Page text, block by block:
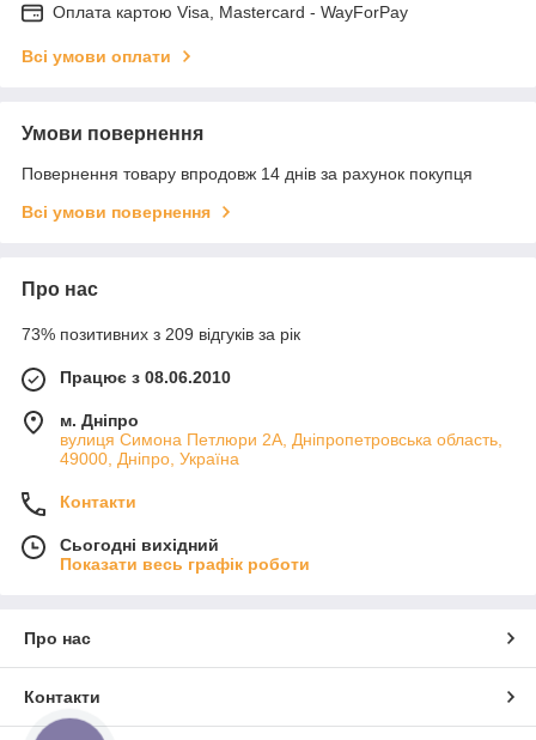
Оплата картою Visa, Mastercard - WayForPay
Всі умови оплати
Умови повернення
Повернення товару впродовж 14 днів за рахунок покупця
Всі умови повернення
Про нас
73% позитивних з 209 відгуків за рік
Працює з 08.06.2010
м. Дніпро
вулиця Симона Петлюри 2А, Дніпропетровська область,
49000, Дніпро, Україна
Контакти
Сьогодні вихідний
Показати весь графік роботи
Про нас
Контакти